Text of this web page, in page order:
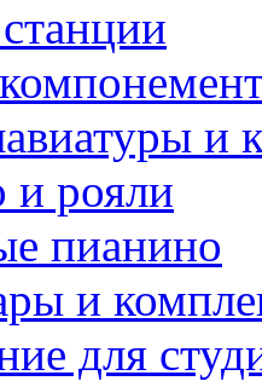
и
рояли
пианино
и
для